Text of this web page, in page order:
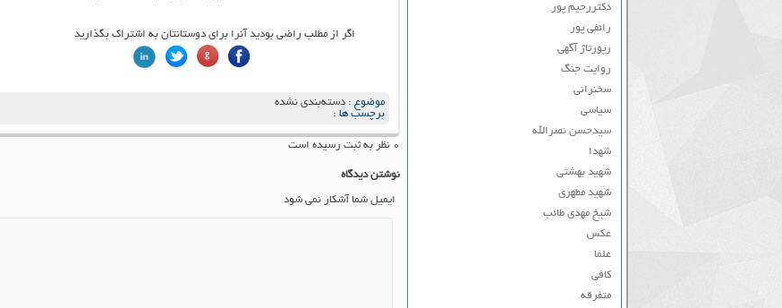
اگر از مطلب راضی بودید آنرا برای دوستانتان به اشتراک بگذارید
موضوع : دسته‌بندی نشده
برچسب ها :
۰ نظر به ثبت رسیده است
نوشتن دیدگاه
ایمیل شما آشکار نمی شود
دکتررحیم پور
رائفی پور
رپورتاژ آگهی
روایت جنگ
سخنرانی
سیاسی
سیدحسن نصرالله
شهدا
شهید بهشتی
شهید مطهری
شیخ مهدی طائب
عکس
علما
کافی
متفرقه